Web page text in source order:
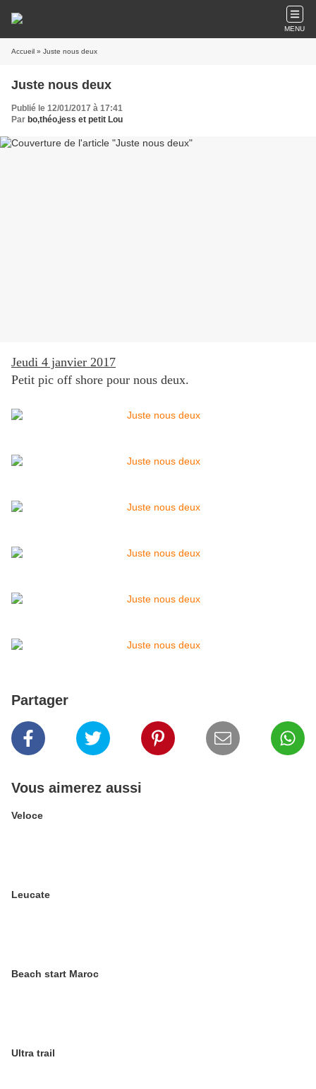
MENU
Accueil » Juste nous deux
Juste nous deux
Publié le 12/01/2017 à 17:41
Par bo,théo,jess et petit Lou
Jeudi 4 janvier 2017
Petit pic off shore pour nous deux.
Partager
Vous aimerez aussi
Veloce
Leucate
Beach start Maroc
Ultra trail